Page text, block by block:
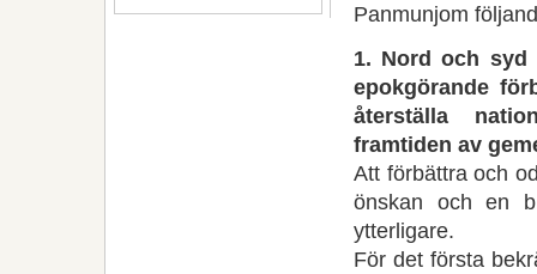
Panmunjom
1. Nord och syd
epokgörande
återställa
framtiden av
Att förbättra och
önskan och en
ytterligare.
För det första